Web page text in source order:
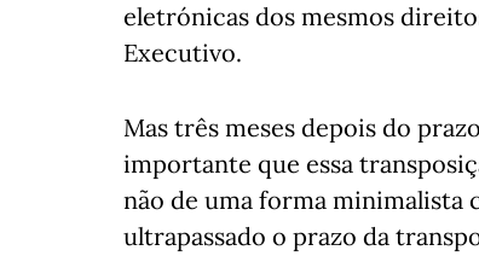
eletrónicas dos mesmos
Executivo.
Mas três meses depois do
importante que essa
não de uma forma minimalista
ultrapassado o prazo da